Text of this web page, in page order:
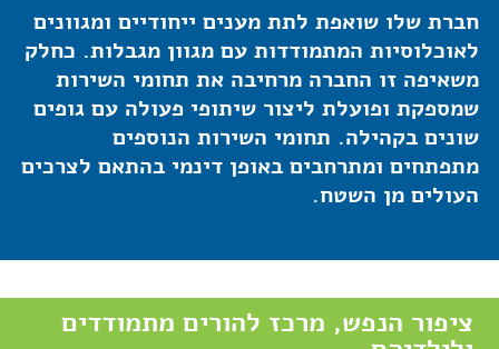
חברת שלו שואפת לתת מענים ייחודיים ומגוונים
לאוכלוסיות המתמודדות עם מגוון מגבלות. כחלק
משאיפה זו החברה מרחיבה את תחומי השירות
שמספקת ופועלת ליצור שיתופי פעולה עם גופים
שונים בקהילה. תחומי השירות הנוספים
מתפתחים ומתרחבים באופן דינמי בהתאם לצרכים
העולים מן השטח.
ציפור הנפש, מרכז להורים מתמודדים